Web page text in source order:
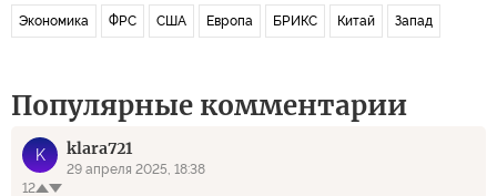
Экономика ФРС США Европа БРИКС Китай Запад
Популярные комментарии
K klara721
29 апреля 2025, 18:38
12